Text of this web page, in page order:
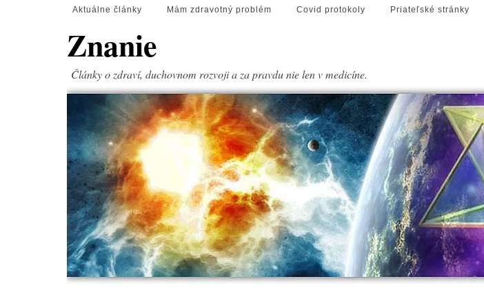
Aktuálne články Mám zdravotný problém Covid protokoly Priateľské stránky
Znanie
Články o zdraví, duchovnom rozvoji a za pravdu nie len v medicíne.